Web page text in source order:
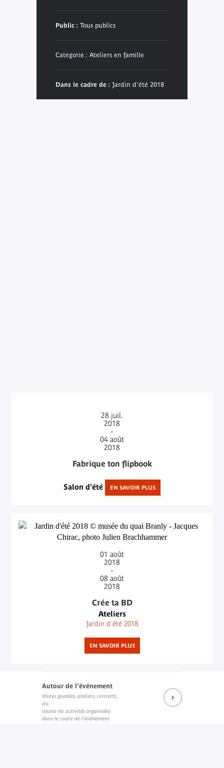
Public : Tous publics
Categorie : Ateliers en famille
Dans le cadre de : Jardin d'été 2018
28 juil.
2018
-
04 août
2018
Fabrique ton flipbook
Salon d'été EN SAVOIR PLUS
01 août
2018
-
08 août
2018
Crée ta BD
Ateliers
Jardin d'été 2018
EN SAVOIR PLUS
Autour de l'événement
Visites guidées, ateliers, concerts,
etc.
toutes les activités organisées
dans le cadre de l'événement